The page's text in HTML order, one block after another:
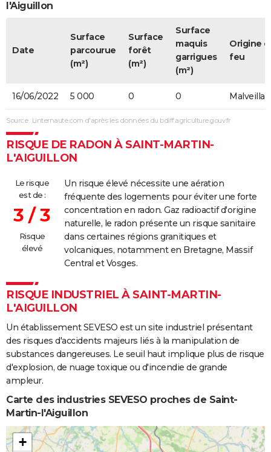
l'Aiguillon
Date
Surface
parcourue
(m²)
Surface
forêt
(m²)
Surface
maquis
garrigues
(m²)
Origine
feu
16/06/2022 5 000 0 0
Source : Linternaute.com d'après les données du bdiff.agriculture.gouv.fr
RISQUE DE RADON À SAINT-MARTIN-
L'AIGUILLON
Le risque
est de :
3 / 3
Risque
élevé
Un risque élevé nécessite une aération
fréquente des logements pour éviter une forte
concentration en radon. Gaz radioactif d'origine
naturelle, le radon présente un risque sanitaire
dans certaines régions granitiques et
volcaniques, notamment en Bretagne, Massif
Central et Vosges.
RISQUE INDUSTRIEL À SAINT-MARTIN-
L'AIGUILLON
Un établissement SEVESO est un site industriel présentant
des risques d'accidents majeurs liés à la manipulation de
substances dangereuses. Le seuil haut implique plus de risque
d'explosion, de nuage toxique ou d'incendie de grande
ampleur.
Carte des industries SEVESO proches de Saint-
Martin-l'Aiguillon
+